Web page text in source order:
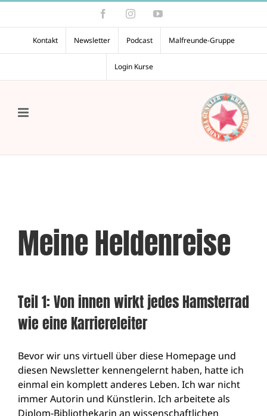
springen
FacebookInstagramYouTube
Kontakt Newsletter Podcast Malfreunde-Gruppe
Login Kurse
Meine Heldenreise
Teil 1: Von innen wirkt jedes Hamsterrad
wie eine Karriereleiter
Bevor wir uns virtuell über diese Homepage und
diesen Newsletter kennengelernt haben, hatte ich
einmal ein komplett anderes Leben. Ich war nicht
immer Autorin und Künstlerin. Ich arbeitete als
Diplom-Bibliothekarin an wissenschaftlichen